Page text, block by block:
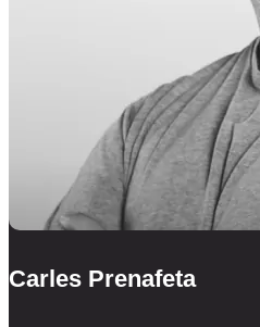
Carles Prenafeta